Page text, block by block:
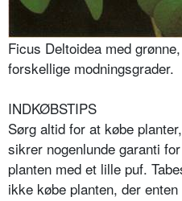
Ficus Deltoidea med
forskellige modningsgrader.
INDKØBSTIPS
Sørg altid for at købe
sikrer nogenlunde garanti
planten med et lille puf.
ikke købe planten, der